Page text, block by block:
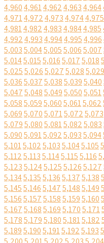
4,9604,9614,9624,9634,964
4,9714,9724,9734,9744,975
4,9814,9824,9834,9844,985
4,9924,9934,9944,9954,996
5,0035,0045,0055,0065,007
5,0145,0155,0165,0175,018
5,0255,0265,0275,0285,029
5,0365,0375,0385,0395,040
5,0475,0485,0495,0505,051
5,0585,0595,0605,0615,062
5,0695,0705,0715,0725,073
5,0795,0805,0815,0825,083
5,0905,0915,0925,0935,094
5,1015,1025,1035,1045,105
5,1125,1135,1145,1155,116
5,1235,1245,1255,1265,127
5,1345,1355,1365,1375,138
5,1455,1465,1475,1485,149
5,1565,1575,1585,1595,160
5,1675,1685,1695,1705,171
5,1785,1795,1805,1815,182
5,1895,1905,1915,1925,193